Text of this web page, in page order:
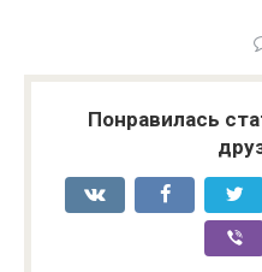
Понравилась